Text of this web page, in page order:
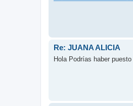
Re: JUANA ALICIA
Hola Podrías haber